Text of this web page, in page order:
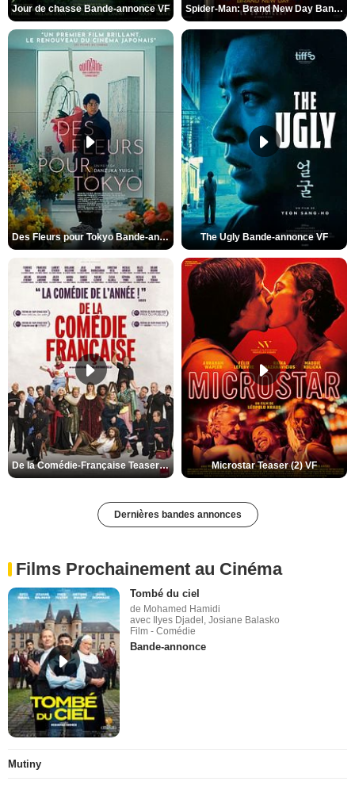
Jour de chasse Bande-annonce VF Spider-Man: Brand New Day Bande-annonce (3) VO STFR
Des Fleurs pour Tokyo Bande-annonce VO STFR The Ugly Bande-annonce VF
De la Comédie-Française Teaser (3) VF Microstar Teaser (2) VF
Dernières bandes annonces
Films Prochainement au Cinéma
Tombé du ciel
de Mohamed Hamidi
avec Ilyes Djadel, Josiane Balasko
Film - Comédie
Bande-annonce
Mutiny